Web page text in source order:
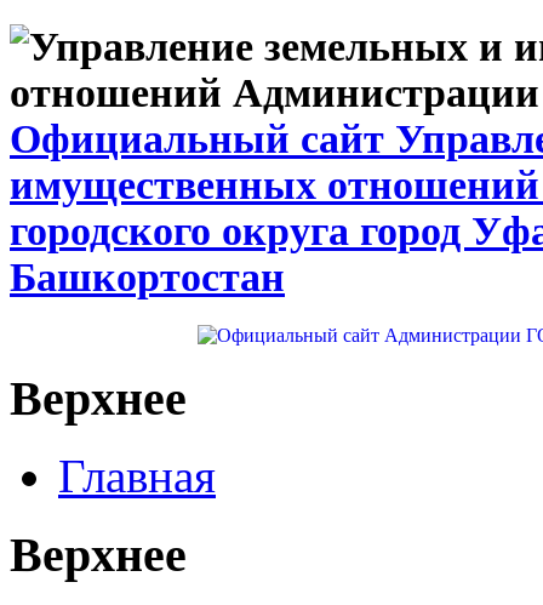
Официальный сайт
имущественных
городского округа город
Башкортостан
Верхнее
Главная
Верхнее